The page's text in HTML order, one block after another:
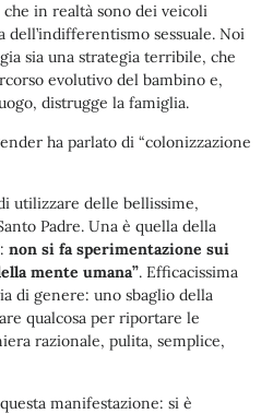
che in realtà sono dei veicoli
dell’indifferentismo sessuale. Noi
sia una strategia terribile, che
evolutivo del bambino e,
distrugge la famiglia.
ha parlato di “colonizzazione
utilizzare delle bellissime,
Padre. Una è quella della
non si fa sperimentazione sui
mente umana”. Efficacissima
di genere: uno sbaglio della
qualcosa per riportare le
razionale, pulita, semplice,
manifestazione: si è